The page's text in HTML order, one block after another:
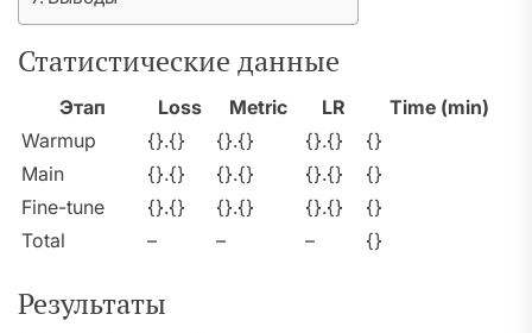
Статистические данные
Этап Loss Metric LR
Time (min)
Warmup
{}.{} {}.{} {}.{}
{}
Main
{}.{} {}.{} {}.{}
{}
Fine-tune
{}.{} {}.{} {}.{}
{}
Total
– – – {}
Результаты